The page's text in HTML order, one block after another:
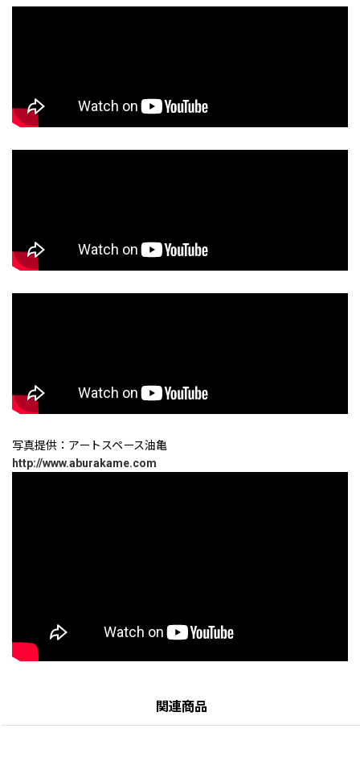
写真提供：アートスペース油亀
http://www.aburakame.com
関連商品